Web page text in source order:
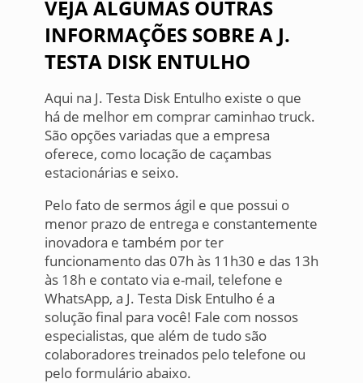
VEJA ALGUMAS OUTRAS
INFORMAÇÕES SOBRE A J.
TESTA DISK ENTULHO
Aqui na J. Testa Disk Entulho existe o que
há de melhor em comprar caminhao truck.
São opções variadas que a empresa
oferece, como locação de caçambas
estacionárias e seixo.
Pelo fato de sermos ágil e que possui o
menor prazo de entrega e constantemente
inovadora e também por ter
funcionamento das 07h às 11h30 e das 13h
às 18h e contato via e-mail, telefone e
WhatsApp, a J. Testa Disk Entulho é a
solução final para você! Fale com nossos
especialistas, que além de tudo são
colaboradores treinados pelo telefone ou
pelo formulário abaixo.